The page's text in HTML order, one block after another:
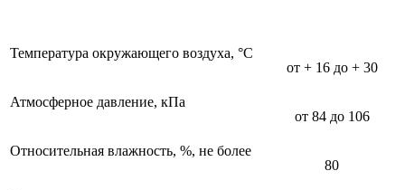
Температура окружающего воздуха, °С
от + 16 до + 30
Атмосферное давление, кПа
от 84 до 106
Относительная влажность, %, не более
80